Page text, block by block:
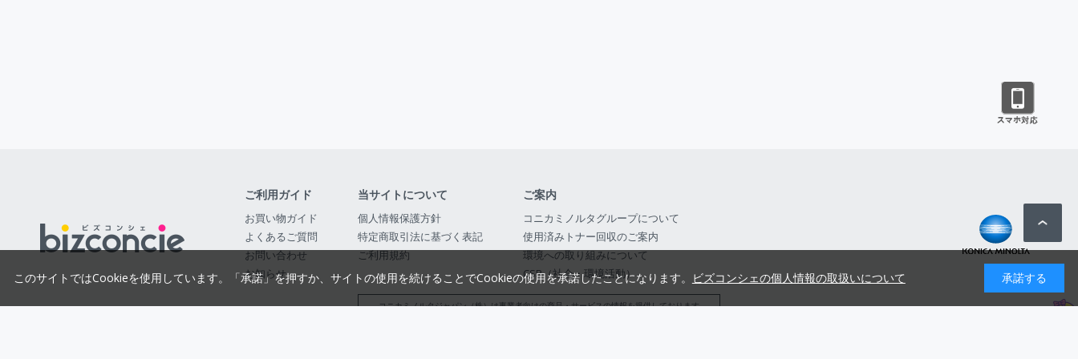
ご利用ガイド
お買い物ガイド
よくあるご質問
お問い合わせ
お知らせ
当サイトについて
個人情報保護方針
特定商取引法に基づく表記
ご利用規約
ご案内
コニカミノルタグループについて
使用済みトナー回収のご案内
環境への取り組みについて
CSR（社会・環境活動）
コニカミノルタジャパン（株）は事業者向けの商品・サービスの情報を提供しております
このサイトではCookieを使用しています。「承諾」を押すか、サイトの使用を続けることでCookieの使用を承諾したことになります。 ビズコンシェの個人情報の取扱いについて 承諾する